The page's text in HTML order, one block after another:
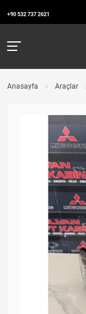
+90 532 737 2621
Anasayfa Araçlar